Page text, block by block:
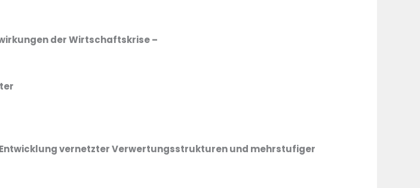
der Wirtschaftskrise –
vernetzter Verwertungsstrukturen und mehrstufiger